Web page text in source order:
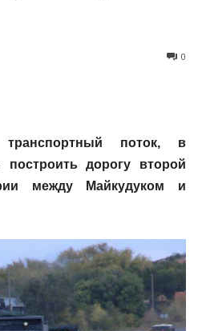
0
транспортный поток, в
построить дорогу второй
между Майкудуком и